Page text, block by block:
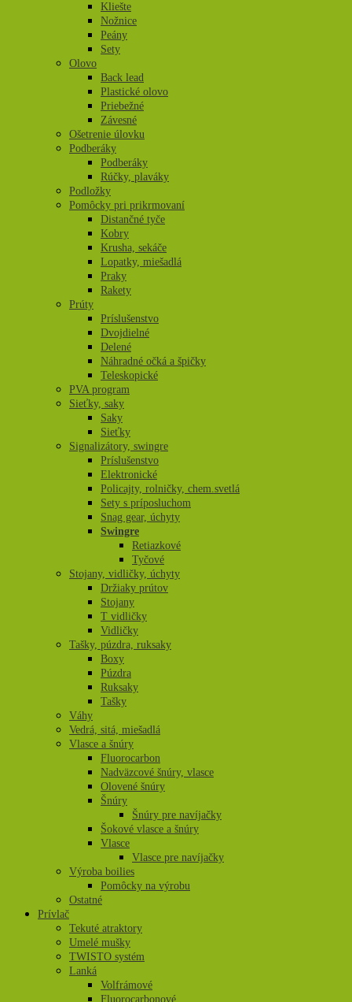
Kliešte
Nožnice
Peány
Sety
Olovo
Back lead
Plastické olovo
Priebežné
Závesné
Ošetrenie úlovku
Podberáky
Podberáky
Rúčky, plaváky
Podložky
Pomôcky pri prikrmovaní
Distančné tyče
Kobry
Krusha, sekáče
Lopatky, miešadlá
Praky
Rakety
Prúty
Príslušenstvo
Dvojdielné
Delené
Náhradné očká a špičky
Teleskopické
PVA program
Sieťky, saky
Saky
Sieťky
Signalizátory, swingre
Príslušenstvo
Elektronické
Policajty, rolničky, chem.svetlá
Sety s príposluchom
Snag gear, úchyty
Swingre
Retiazkové
Tyčové
Stojany, vidličky, úchyty
Držiaky prútov
Stojany
T vidličky
Vidličky
Tašky, púzdra, ruksaky
Boxy
Púzdra
Ruksaky
Tašky
Váhy
Vedrá, sitá, miešadlá
Vlasce a šnúry
Fluorocarbon
Nadväzcové šnúry, vlasce
Olovené šnúry
Šnúry
Šnúry pre navíjačky
Šokové vlasce a šnúry
Vlasce
Vlasce pre navíjačky
Výroba boilies
Pomôcky na výrobu
Ostatné
Prívlač
Tekuté atraktory
Umelé mušky
TWISTO systém
Lanká
Volfrámové
Fluorocarbonové